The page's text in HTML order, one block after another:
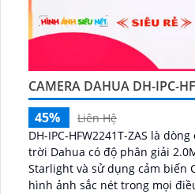
CAMERA DAHUA DH-IPC-
45%
Liên Hệ
DH-IPC-HFW2241T-ZAS là
trời Dahua có độ phân giải
Starlight và sử dụng cảm biến CMOS 1/
hình ảnh sắc nét trong mọi